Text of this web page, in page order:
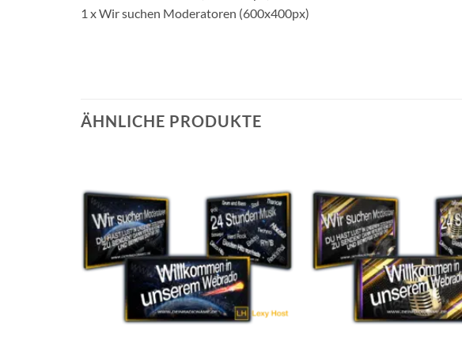
1 x Wir suchen Moderatoren (600x400px)
ÄHNLICHE PRODUKTE
Auf die
Wunschliste
setzen